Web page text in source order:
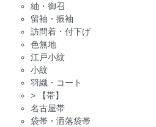
紬・御召
留袖・振袖
訪問着・付下げ
色無地
江戸小紋
小紋
羽織・コート
>
【帯】
名古屋帯
袋帯・洒落袋帯